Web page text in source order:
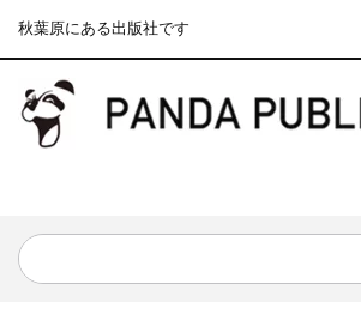
秋葉原にある出版社です
『F-2超入門』（関 賢太郎）三刷...
重版情報
2021.3.25